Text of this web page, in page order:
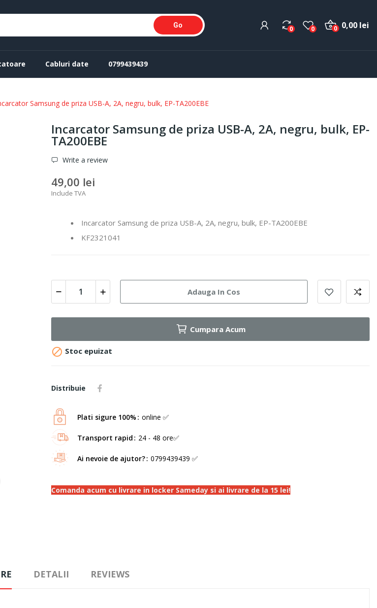
Go 0 0 0,00 lei
0
Cabluri date 0799439439
Samsung de priza USB-A, 2A, negru, bulk, EP-TA200EBE
Incarcator Samsung de priza USB-A, 2A, negru, bulk, EP-
TA200EBE
Write a review
49,00 lei
Include TVA
Incarcator Samsung de priza USB-A, 2A, negru, bulk, EP-TA200EBE
KF2321041
Adauga In Cos
Cumpara Acum
 Stoc epuizat
Distribuie
Plati sigure 100% online ✅
Transport rapid 24 - 48 ore✅
Ai nevoie de ajutor? 0799439439 ✅
Comanda acum cu livrare in locker Sameday si ai livrare de la 15 lei!
DETALII REVIEWS